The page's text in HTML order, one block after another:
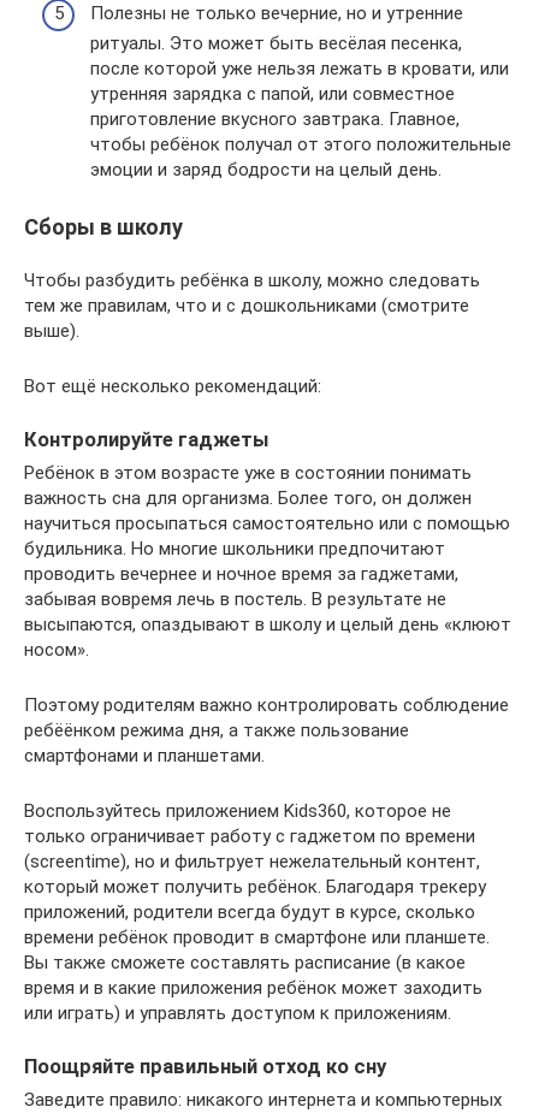
Полезны не только вечерние, но и утренние
ритуалы. Это может быть весёлая песенка,
после которой уже нельзя лежать в кровати, или
утренняя зарядка с папой, или совместное
приготовление вкусного завтрака. Главное,
чтобы ребёнок получал от этого положительные
эмоции и заряд бодрости на целый день.
Сборы в школу
Чтобы разбудить ребёнка в школу, можно следовать
тем же правилам, что и с дошкольниками (смотрите
выше).
Вот ещё несколько рекомендаций:
Контролируйте гаджеты
Ребёнок в этом возрасте уже в состоянии понимать
важность сна для организма. Более того, он должен
научиться просыпаться самостоятельно или с помощью
будильника. Но многие школьники предпочитают
проводить вечернее и ночное время за гаджетами,
забывая вовремя лечь в постель. В результате не
высыпаются, опаздывают в школу и целый день «клюют
носом».
Поэтому родителям важно контролировать соблюдение
ребёёнком режима дня, а также пользование
смартфонами и планшетами.
Воспользуйтесь приложением Kids360, которое не
только ограничивает работу с гаджетом по времени
(screentime), но и фильтрует нежелательный контент,
который может получить ребёнок. Благодаря трекеру
приложений, родители всегда будут в курсе, сколько
времени ребёнок проводит в смартфоне или планшете.
Вы также сможете составлять расписание (в какое
время и в какие приложения ребёнок может заходить
или играть) и управлять доступом к приложениям.
Поощряйте правильный отход ко сну
Заведите правило: никакого интернета и компьютерных